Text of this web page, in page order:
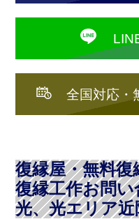
全国対応・
復縁屋・無料
復縁工作お問
光、光エリア近